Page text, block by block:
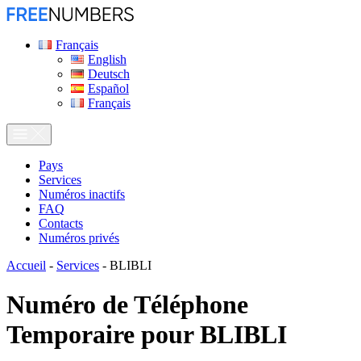
Français
English
Deutsch
Español
Français
Pays
Services
Numéros inactifs
FAQ
Contacts
Numéros privés
Accueil - Services - BLIBLI
Numéro de Téléphone
Temporaire pourBLIBLI